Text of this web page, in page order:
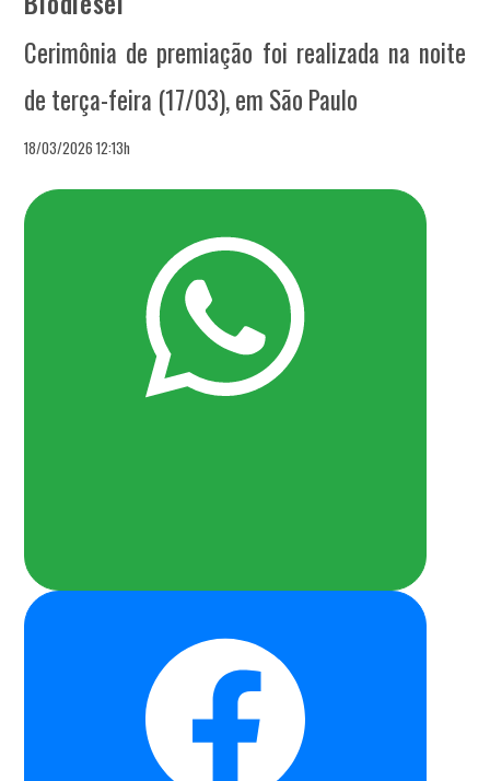
Cerimônia de premiação foi realizada na noite
de terça-feira (17/03), em São Paulo
18/03/2026 12:13h